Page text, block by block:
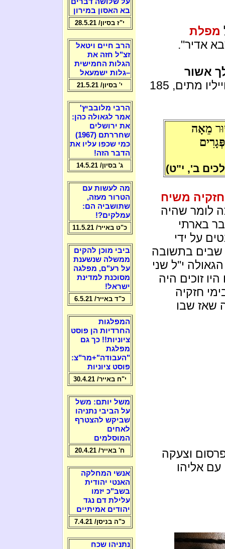
מפלת
אדיר".
אשור
, בבוקר גילה סנחריב את חייליו מתים, 185
מֵאָה
ב', י"ט)
משיח
לומר שהיה
בארתי
על ידי
שבים בתשובה
י''ל שני
זוכים היה
חזקיה
שאז שבו
וצעקה
אליהו
בא האסון במירון
י"ז בסיון/ 28.5.21
הרב חיים ויטאל
זצ"ל חזה את
הגלות החמישית
–גלות ישמעאל
י' בסיון/ 21.5.21
הרבי מלובביץ'
אמר לגאולה כהן:
את ירושלים
שחררתם (1967)
כמי שכפו עליו את
הדבר הזה!
ג' בסיון/ 14.5.21
מה לעשות עם
הטרור מעזה,
שתושביה הם:
עמלקים?!
כ"ט באייר/ 11.5.21
ביבי מוכן להקים
ממשלה שנשענת
על רע"ם, מפלגה
מסוכנת למדינת
ישראל!
כ"ד באייר/ 6.5.21
המפלגות
החרדיות הן פוסט
ציוניות!! כך גם
מפלגת
"העבודה"+מר"צ:
פוסט ציוניות
י"ח באייר/ 30.4.21
משל יותם: משל
על הביבי נתניהו
שביקש להצטרף
לאחים
המוסלמים
ח' באייר/ 20.4.21
אנשי המחלקה
האנטי יהודית
בשב"כ יזמו
עלילת דם נגד
יהודים אמיתיים
כ"ה בניסן/ 7.4.21
נתניהו שכח